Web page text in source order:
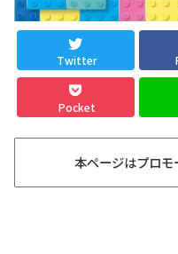
Twitter
Pocket
本ページはプロ